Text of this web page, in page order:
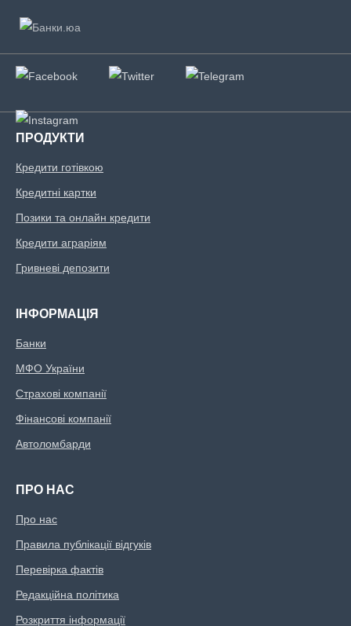
ПРОДУКТИ
Кредити готівкою
Кредитні картки
Позики та онлайн кредити
Кредити аграріям
Гривневі депозити
ІНФОРМАЦІЯ
Банки
МФО України
Страхові компанії
Фінансові компанії
Автоломбарди
ПРО НАС
Про нас
Правила публікації відгуків
Перевірка фактів
Редакційна політика
Розкриття інформації